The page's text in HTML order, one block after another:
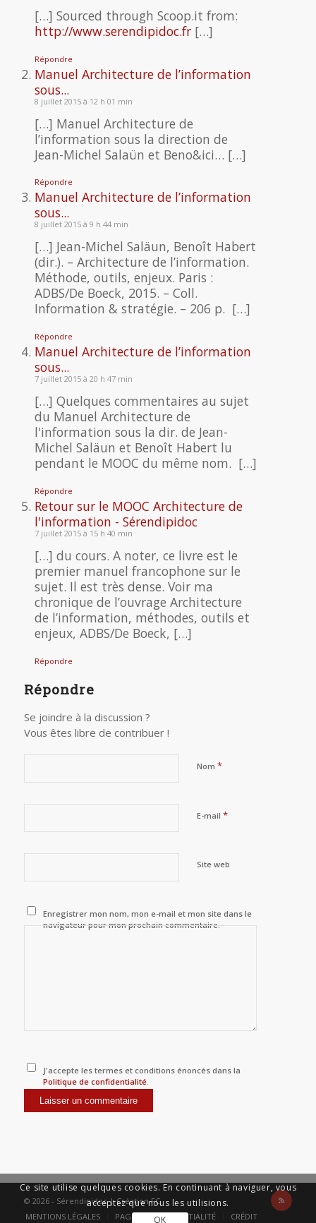
[…] Sourced through Scoop.it from:
http://www.serendipidoc.fr[…]
Répondre
Manuel Architecture de l’information
sous...
8 juillet 2015 à 12 h 01 min
[…] Manuel Architecture de
l’information sous la direction de
Jean-Michel Salaün et Beno&ici… […]
Répondre
Manuel Architecture de l’information
sous...
8 juillet 2015 à 9 h 44 min
[…] Jean-Michel Saläun, Benoît Habert
(dir.). – Architecture de l’information.
Méthode, outils, enjeux. Paris :
ADBS/De Boeck, 2015. – Coll.
Information & stratégie. – 206 p. […]
Répondre
Manuel Architecture de l’information
sous...
7 juillet 2015 à 20 h 47 min
[…] Quelques commentaires au sujet
du Manuel Architecture de
l'information sous la dir. de Jean-
Michel Saläun et Benoît Habert lu
pendant le MOOC du même nom. […]
Répondre
Retour sur le MOOC Architecture de
l'information - Sérendipidoc
7 juillet 2015 à 15 h 40 min
[…] du cours. A noter, ce livre est le
premier manuel francophone sur le
sujet. Il est très dense. Voir ma
chronique de l’ouvrage Architecture
de l’information, méthodes, outils et
enjeux, ADBS/De Boeck, […]
Répondre
Répondre
Se joindre à la discussion ?
Vous êtes libre de contribuer !
Nom *
E-mail *
Site web
Enregistrer mon nom, mon e-mail et mon site dans le
navigateur pour mon prochain commentaire.
J'accepte les termes et conditions énoncés dans la
Politique de confidentialité.
© 2026 - Sérendipidoc |Création FC
MENTIONS LÉGALES
PAGE DE CONFIDENTIALITÉ CRÉDIT
Ce site utilise quelques cookies. En continuant à naviguer, vous
acceptez que nous les utilisions.
OK